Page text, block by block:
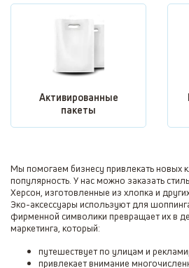
Активированные
пакеты
Мы помогаем бизнесу привлекать новых
популярность. У нас можно заказать
Херсон, изготовленные из хлопка и
Эко-аксессуары используют для
фирменной символики превращает их в
маркетинга, который:
путешествует по улицам и
привлекает внимание